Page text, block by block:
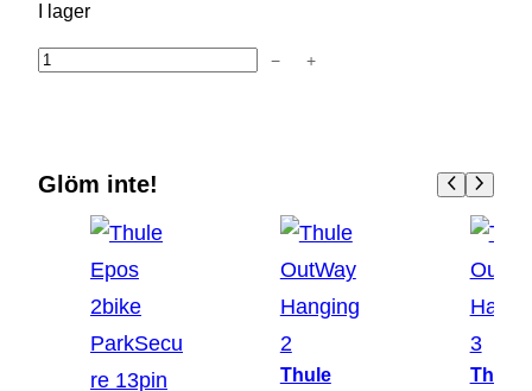
I lager
T
e
− +
Glöm inte!
Thule Thule